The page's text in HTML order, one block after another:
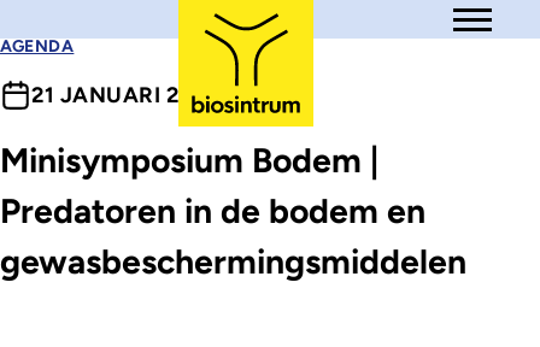
Open
AGENDA
21 JANUARI 2026
Minisymposium Bodem |
Predatoren in de bodem en
gewasbeschermingsmiddelen